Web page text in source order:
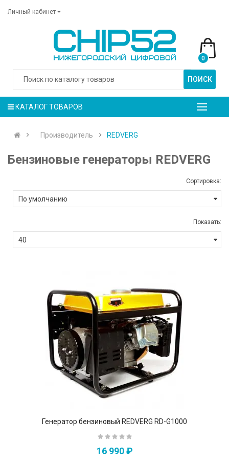
Личный кабинет
ПОИСК
0
КАТАЛОГ ТОВАРОВ
Производитель REDVERG
Бензиновые генераторы REDVERG
Сортировка:
Показать:
Генератор бензиновый REDVERG RD-G1000
16 990 ₽